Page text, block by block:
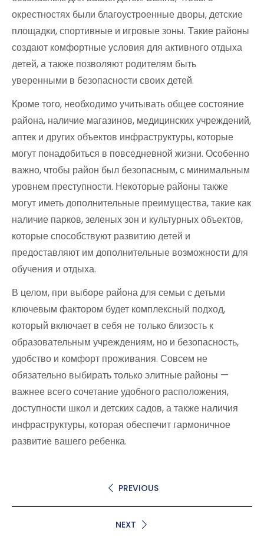
окрестностях были благоустроенные дворы, детские
площадки, спортивные и игровые зоны. Такие районы
создают комфортные условия для активного отдыха
детей, а также позволяют родителям быть
уверенными в безопасности своих детей.
Кроме того, необходимо учитывать общее состояние
района, наличие магазинов, медицинских учреждений,
аптек и других объектов инфраструктуры, которые
могут понадобиться в повседневной жизни. Особенно
важно, чтобы район был безопасным, с минимальным
уровнем преступности. Некоторые районы также
могут иметь дополнительные преимущества, такие как
наличие парков, зеленых зон и культурных объектов,
которые способствуют развитию детей и
предоставляют им дополнительные возможности для
обучения и отдыха.
В целом, при выборе района для семьи с детьми
ключевым фактором будет комплексный подход,
который включает в себя не только близость к
образовательным учреждениям, но и безопасность,
удобство и комфорт проживания. Совсем не
обязательно выбирать только элитные районы —
важнее всего сочетание удобного расположения,
доступности школ и детских садов, а также наличия
инфраструктуры, которая обеспечит гармоничное
развитие вашего ребенка.
PREVIOUS
NEXT